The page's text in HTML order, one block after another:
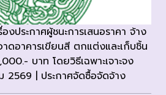
งประกาศผู้ชนะการเสนอราคา จ้าง
าดอาคารเขียนสี ตกแต่งและเก็บชิ้น
บาท โดยวิธีเฉพาะเจาะจง
| ประกาศจัดซื้อจัดจ้าง